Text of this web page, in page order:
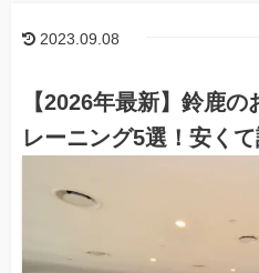
2023.09.08
【2026年最新】鈴鹿
レーニング5選！安く